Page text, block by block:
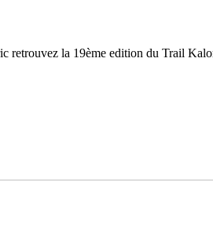
retrouvez la 19ème edition du Trail